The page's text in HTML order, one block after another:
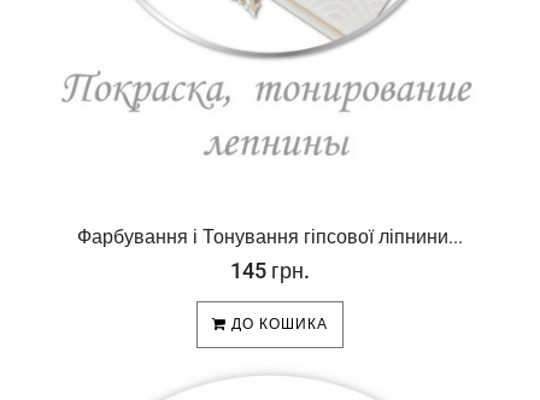
Фарбування і Тонування гіпсової ліпнини...
145 грн.
ДО КОШИКА